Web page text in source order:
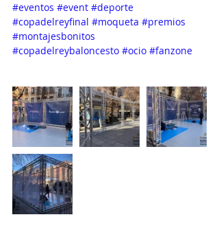
#eventos #event #deporte
#copadelreyfinal #moqueta #premios
#montajesbonitos
#copadelreybaloncesto #ocio #fanzone